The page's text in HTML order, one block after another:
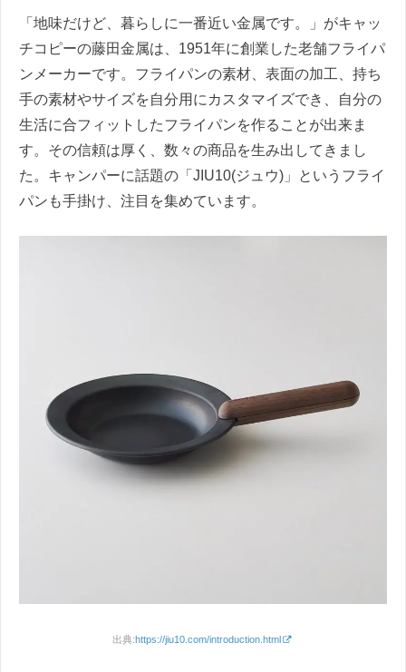
「地味だけど、暮らしに一番近い金属です。」がキャッ
チコピーの藤田金属は、1951年に創業した老舗フライパ
ンメーカーです。フライパンの素材、表面の加工、持ち
手の素材やサイズを自分用にカスタマイズでき、自分の
生活に合フィットしたフライパンを作ることが出来ま
す。その信頼は厚く、数々の商品を生み出してきまし
た。キャンパーに話題の「JIU10(ジュウ)」というフライ
パンも手掛け、注目を集めています。
出典:https://jiu10.com/introduction.html